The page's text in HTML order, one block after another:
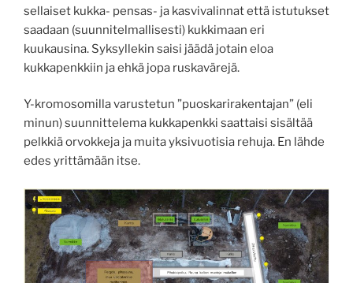
sellaiset kukka- pensas- ja kasvivalinnat että istutukset
saadaan (suunnitelmallisesti) kukkimaan eri
kuukausina. Syksyllekin saisi jäädä jotain eloa
kukkapenkkiin ja ehkä jopa ruskavärejä.
Y-kromosomilla varustetun ”puoskarirakentajan” (eli
minun) suunnittelema kukkapenkki saattaisi sisältää
pelkkiä orvokkeja ja muita yksivuotisia rehuja. En lähde
edes yrittämään itse.